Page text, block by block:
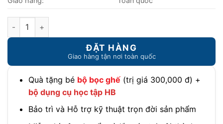
Ghế ngôi sao thông minh cho bé DRY-A06 số lượng
Quà tặng bé bộ bọc ghế(trị giá 300,000 đ) +
bộ dụng cụ học tập HB
Bảo trì và Hỗ trợ kỹ thuật trọn đời sản phẩm